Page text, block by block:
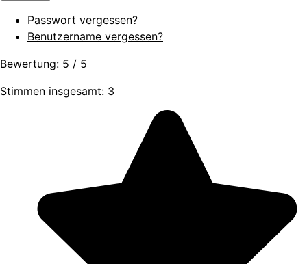
Passwort vergessen?
Benutzername vergessen?
Bewertung: 5 / 5
Stimmen insgesamt: 3